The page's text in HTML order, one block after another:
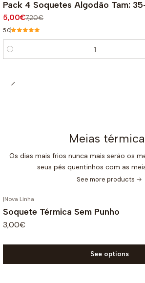
Pack 4 Soquetes Algodão Tam:
5,00€7,20€
5.0
Quantity
Meias
Os dias mais frios nunca mais serão os
seus pés quentinhos com as
See more products
|Nova Linha
Soquete Térmica Sem Punho
3,00€
See options